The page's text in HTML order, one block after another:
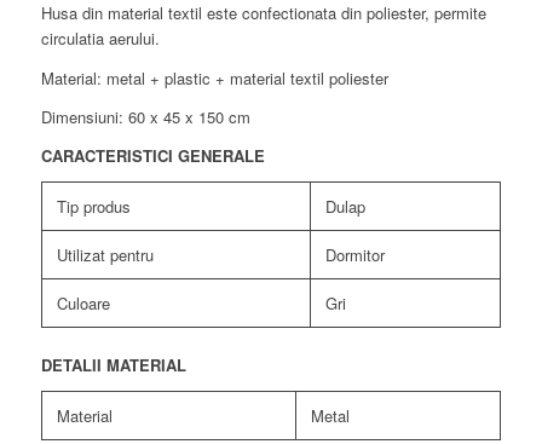
Husa din material textil este confectionata din poliester, permite
circulatia aerului.
Material: metal + plastic + material textil poliester
Dimensiuni: 60 x 45 x 150 cm
CARACTERISTICI GENERALE
Tip produs Dulap
Utilizat pentru Dormitor
Culoare Gri
DETALII MATERIAL
Material Metal